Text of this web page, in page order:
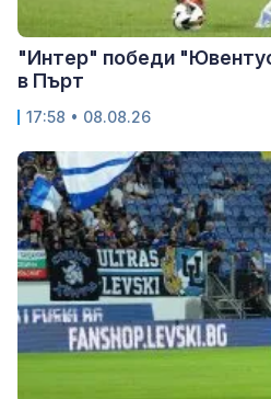
"Интер" победи
в Пърт
17:58 • 08.08.26